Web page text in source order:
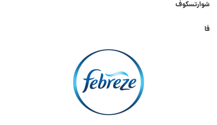
شوارتسکوف
فا